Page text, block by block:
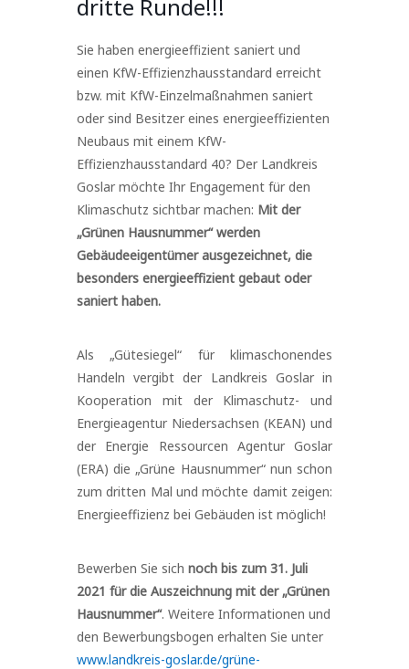
dritte Runde!!!
Sie haben energieeffizient saniert und
einen KfW-Effizienzhausstandard erreicht
bzw. mit KfW-Einzelmaßnahmen saniert
oder sind Besitzer eines energieeffizienten
Neubaus mit einem KfW-
Effizienzhausstandard 40? Der Landkreis
Goslar möchte Ihr Engagement für den
Klimaschutz sichtbar machen: Mit der
„Grünen Hausnummer“ werden
Gebäudeeigentümer ausgezeichnet, die
besonders energieeffizient gebaut oder
saniert haben.
Als „Gütesiegel“ für klimaschonendes
Handeln vergibt der Landkreis Goslar in
Kooperation mit der Klimaschutz- und
Energieagentur Niedersachsen (KEAN) und
der Energie Ressourcen Agentur Goslar
(ERA) die „Grüne Hausnummer“ nun schon
zum dritten Mal und möchte damit zeigen:
Energieeffizienz bei Gebäuden ist möglich!
Bewerben Sie sich noch bis zum 31. Juli
2021 für die Auszeichnung mit der „Grünen
Hausnummer“. Weitere Informationen und
den Bewerbungsbogen erhalten Sie unter
www.landkreis-goslar.de/grüne-